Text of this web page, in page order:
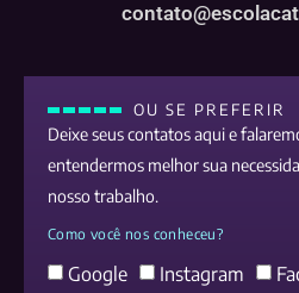
OU SE PREFERIR
Deixe seus contatos aqui e
entendermos melhor sua
nosso trabalho.
Como você nos conheceu?
Google Instagram